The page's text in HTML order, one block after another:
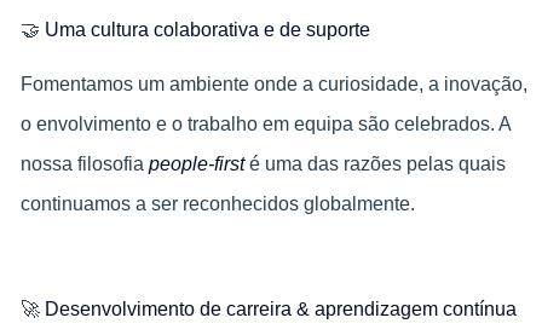
🤝 Uma cultura colaborativa e de suporte
Fomentamos um ambiente onde a curiosidade, a inovação,
o envolvimento e o trabalho em equipa são celebrados. A
nossa filosofia people-firsté uma das razões pelas quais
continuamos a ser reconhecidos globalmente.
🚀 Desenvolvimento de carreira & aprendizagem contínua